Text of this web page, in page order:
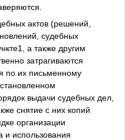
актов (решений,
судебных
а также другим
затрагиваются
по их письменному
выдачи судебных дел,
снятие с них копий
организации
и использования